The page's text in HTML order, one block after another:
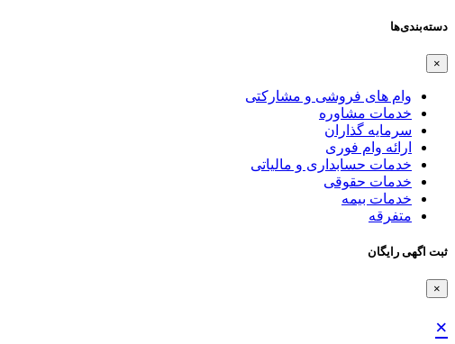
دسته‌بندی‌ها
×
وام های فروشی و مشارکتی
خدمات مشاوره
سرمایه گذاران
ارائه وام فوری
خدمات حسابداری و مالیاتی
خدمات حقوقی
خدمات بیمه
متفرقه
ثبت اگهی رایگان
×
×